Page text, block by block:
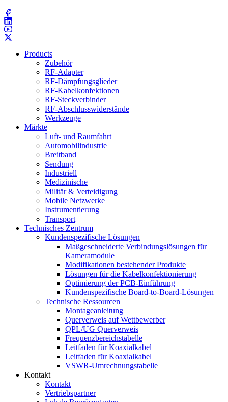
Products
Zubehör
RF-Adapter
RF-Dämpfungsglieder
RF-Kabelkonfektionen
RF-Steckverbinder
RF-Abschlusswiderstände
Werkzeuge
Märkte
Luft- und Raumfahrt
Automobilindustrie
Breitband
Sendung
Industriell
Medizinische
Militär & Verteidigung
Mobile Netzwerke
Instrumentierung
Transport
Technisches Zentrum
Kundenspezifische Lösungen
Maßgeschneiderte Verbindungslösungen für
Kameramodule
Modifikationen bestehender Produkte
Lösungen für die Kabelkonfektionierung
Optimierung der PCB-Einführung
Kundenspezifische Board-to-Board-Lösungen
Technische Ressourcen
Montageanleitung
Querverweis auf Wettbewerber
QPL/UG Querverweis
Frequenzbereichstabelle
Leitfaden für Koaxialkabel
Leitfaden für Koaxialkabel
VSWR-Umrechnungstabelle
Kontakt
Kontakt
Vertriebspartner